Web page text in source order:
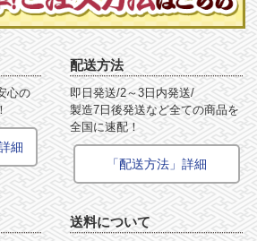
心の
細
配送方法
即日発送/2～3日内発送/
製造7日後発送など全ての商品を
全国に速配！
「配送方法」詳細
送料について